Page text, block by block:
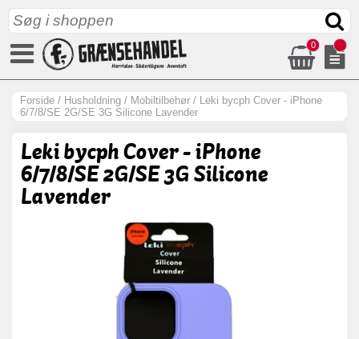
0
Forside / Husholdning / Mobiltilbehør / Leki bycph Cover - iPhone
6/7/8/SE 2G/SE 3G Silicone Lavender
Leki bycph Cover - iPhone
6/7/8/SE 2G/SE 3G Silicone
Lavender